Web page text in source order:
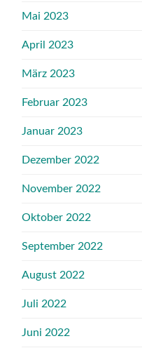
Mai 2023
April 2023
März 2023
Februar 2023
Januar 2023
Dezember 2022
November 2022
Oktober 2022
September 2022
August 2022
Juli 2022
Juni 2022